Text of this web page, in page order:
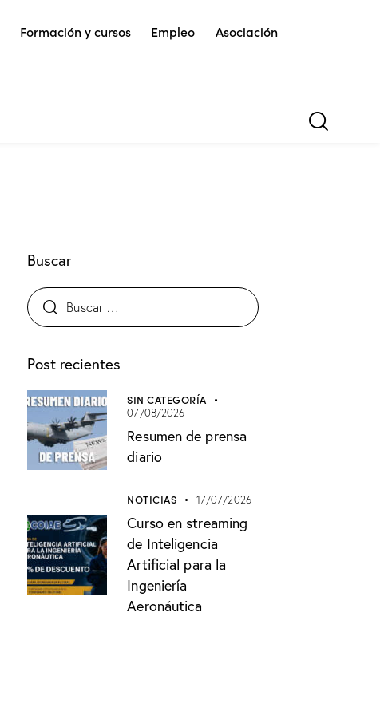
Formación y cursos Empleo Asociación
Buscar
Post recientes
SIN CATEGORÍA
07/08/2026
Resumen de prensa
diario
NOTICIAS 17/07/2026
Curso en streaming
de Inteligencia
Artificial para la
Ingeniería
Aeronáutica